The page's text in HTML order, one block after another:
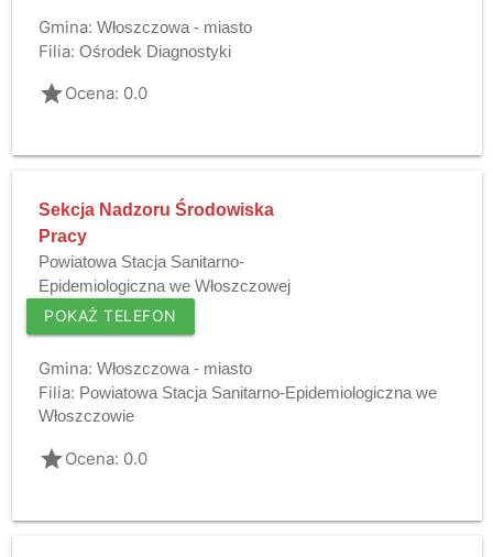
Gmina: Włoszczowa - miasto
Filia: Ośrodek Diagnostyki
gradeOcena: 0.0
Sekcja Nadzoru Środowiska
Pracy
Powiatowa Stacja Sanitarno-
Epidemiologiczna we Włoszczowej
POKAŻ TELEFON
Gmina: Włoszczowa - miasto
Filia: Powiatowa Stacja Sanitarno-Epidemiologiczna we
Włoszczowie
gradeOcena: 0.0